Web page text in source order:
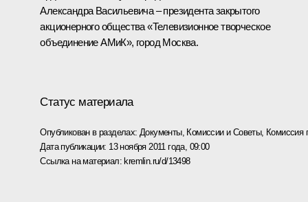
Александра Васильевича – президента закрытого
акционерного общества «Телевизионное творческое
объединение АМиК», город Москва.
Статус материала
Опубликован в разделах: Документы, Комиссии и Советы, Комиссия
Дата публикации: 13 ноября 2011 года, 09:00
Ссылка на материал: kremlin.ru/d/13498